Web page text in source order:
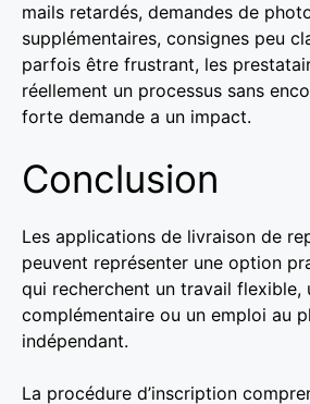
mails retardés, demandes de
supplémentaires, consignes peu
parfois être frustrant, les
réellement un processus sans
forte demande a un impact.
Conclusion
Les applications de livraison de
peuvent représenter une option
qui recherchent un travail flexible,
complémentaire ou un emploi au
indépendant.
La procédure d’inscription